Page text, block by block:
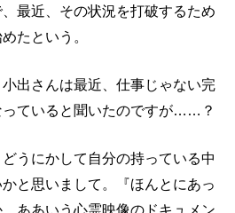
最近、その状況を打破するため
たという。
出さんは最近、仕事じゃない完
っていると聞いたのですが……？
うにかして自分の持っている中
と思いまして。『ほんとにあっ
ああいう心霊映像のドキュメン